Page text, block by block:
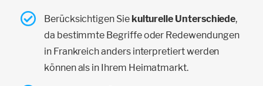
Berücksichtigen Sie kulturelle Unterschiede,
da bestimmte Begriffe oder Redewendungen
in Frankreich anders interpretiert werden
können als in Ihrem Heimatmarkt.